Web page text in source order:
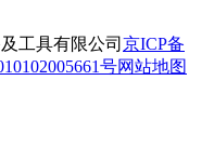
工具有限公司 京ICP备
号网站地图